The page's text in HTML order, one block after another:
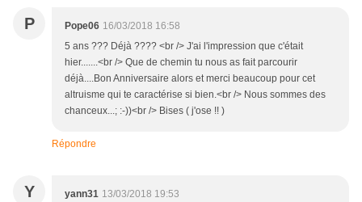
P Pope06 16/03/2018 16:58
5 ans ??? Déjà ???? <br /> J'ai l'impression que c'était
hier.......<br /> Que de chemin tu nous as fait parcourir
déjà....Bon Anniversaire alors et merci beaucoup pour cet
altruisme qui te caractérise si bien.<br /> Nous sommes des
chanceux...; :-))<br /> Bises ( j'ose !! )
Répondre
Y yann31 13/03/2018 19:53